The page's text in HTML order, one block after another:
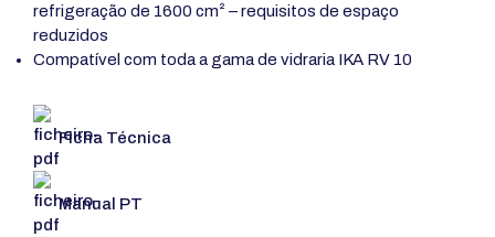
refrigeração de 1600 cm² – requisitos de espaço
reduzidos
Compatível com toda a gama de vidraria IKA RV 10
Ficha Técnica
Manual PT